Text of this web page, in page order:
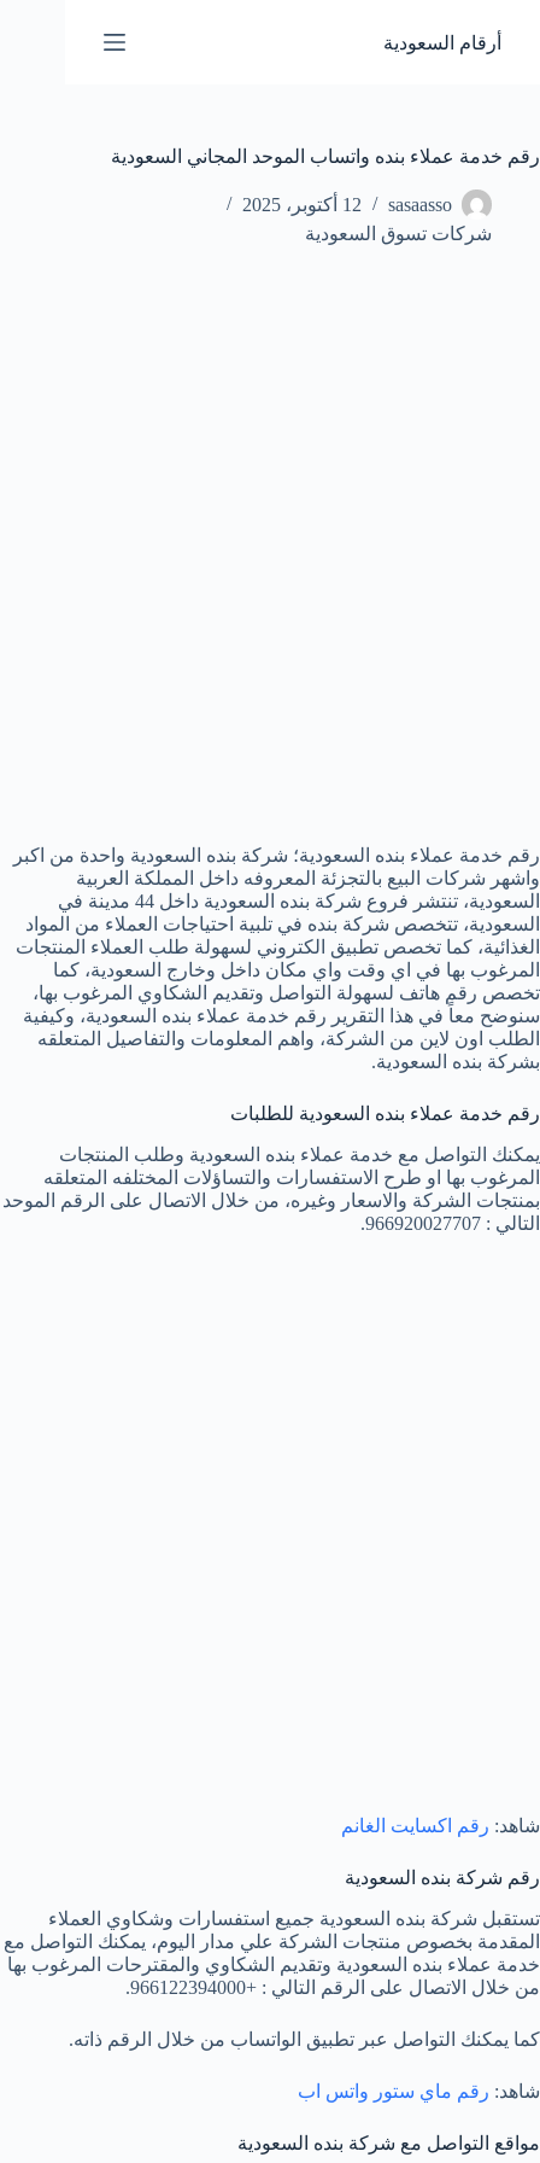
المحتوى
أرقام السعودية
رقم خدمة عملاء بنده واتساب الموحد المجاني السعودية
sasaasso
12 أكتوبر، 2025
شركات تسوق السعودية
رقم خدمة عملاء بنده السعودية؛ شركة بنده السعودية واحدة من اكبر
واشهر شركات البيع بالتجزئة المعروفه داخل المملكة العربية
السعودية، تنتشر فروع شركة بنده السعودية داخل 44 مدينة في
السعودية، تتخصص شركة بنده في تلبية احتياجات العملاء من المواد
الغذائية، كما تخصص تطبيق الكتروني لسهولة طلب العملاء المنتجات
المرغوب بها في اي وقت واي مكان داخل وخارج السعودية، كما
تخصص رقم هاتف لسهولة التواصل وتقديم الشكاوي المرغوب بها،
سنوضح معاً في هذا التقرير رقم خدمة عملاء بنده السعودية، وكيفية
الطلب اون لاين من الشركة، واهم المعلومات والتفاصيل المتعلقه
بشركة بنده السعودية.
رقم خدمة عملاء بنده السعودية للطلبات
يمكنك التواصل مع خدمة عملاء بنده السعودية وطلب المنتجات
المرغوب بها او طرح الاستفسارات والتساؤلات المختلفه المتعلقه
بمنتجات الشركة والاسعار وغيره، من خلال الاتصال على الرقم الموحد
التالي : 966920027707.
شاهد: رقم اكسايت الغانم
رقم شركة بنده السعودية
تستقبل شركة بنده السعودية جميع استفسارات وشكاوي العملاء
المقدمة بخصوص منتجات الشركة علي مدار اليوم، يمكنك التواصل مع
خدمة عملاء بنده السعودية وتقديم الشكاوي والمقترحات المرغوب بها
من خلال الاتصال على الرقم التالي : +966122394000.
كما يمكنك التواصل عبر تطبيق الواتساب من خلال الرقم ذاته.
شاهد: رقم ماي ستور واتس اب
مواقع التواصل مع شركة بنده السعودية